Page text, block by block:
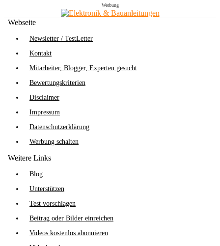
Werbung
Webseite
Newsletter / TestLetter
Kontakt
Mitarbeiter, Blogger, Experten gesucht
Bewertungskriterien
Disclaimer
Impressum
Datenschutzerklärung
Werbung schalten
Weitere Links
Blog
Unterstützen
Test vorschlagen
Beitrag oder Bilder einreichen
Videos kostenlos abonnieren